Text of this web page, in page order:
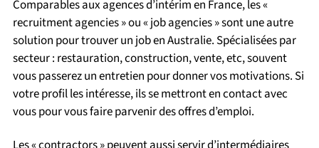
Comparables aux agences d’intérim en France, les «
recruitment agencies » ou « job agencies » sont une autre
solution pour trouver un job en Australie. Spécialisées par
secteur : restauration, construction, vente, etc, souvent
vous passerez un entretien pour donner vos motivations. Si
votre profil les intéresse, ils se mettront en contact avec
vous pour vous faire parvenir des offres d’emploi.